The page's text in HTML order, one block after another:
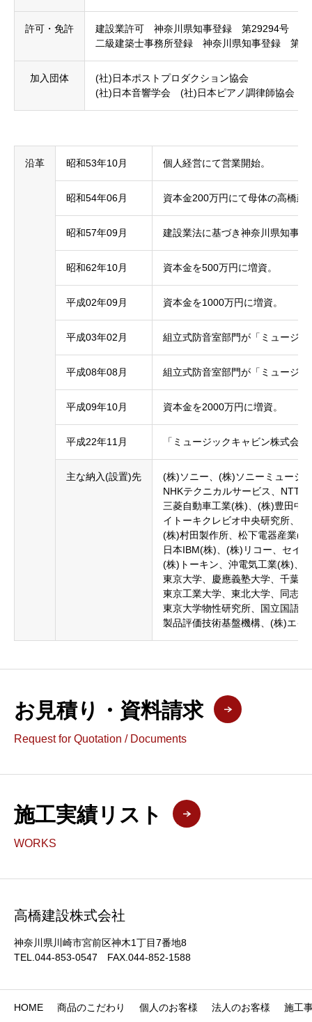
許可・免許
建設業許可 神奈川県知事登録 第29294号
二級建築士事務所登録 神奈川県知事登録 第
加入団体
(社)日本ポストプロダクション協会
(社)日本音響学会 (社)日本ピアノ調律師協会
沿革 昭和53年10月 個人経営にて営業開始。
昭和54年06月 資本金200万円にて母体の高橋建
昭和57年09月 建設業法に基づき神奈川県知事
昭和62年10月 資本金を500万円に増資。
平成02年09月 資本金を1000万円に増資。
平成03年02月 組立式防音室部門が「ミュージ
平成08年08月 組立式防音室部門が「ミュージ
平成09年10月 資本金を2000万円に増資。
平成22年11月 「ミュージックキャビン株式会
主な納入(設置)先
(株)ソニー、(株)ソニーミュージ
NHKテクニカルサービス、NTT
三菱自動車工業(株)、(株)豊田中
イトーキクレビオ中央研究所、
(株)村田製作所、松下電器産業(
日本IBM(株)、(株)リコー、セイ
(株)トーキン、沖電気工業(株)、
東京大学、慶應義塾大学、千葉
東京工業大学、東北大学、同志
東京大学物性研究所、国立国語
製品評価技術基盤機構、(株)エイ
お見積り・資料請求
Request for Quotation / Documents
施工実績リスト
WORKS
高橋建設株式会社
神奈川県川崎市宮前区神木1丁目7番地8
TEL.044-853-0547 FAX.044-852-1588
HOME 商品のこだわり 個人のお客様 法人のお客様 施工